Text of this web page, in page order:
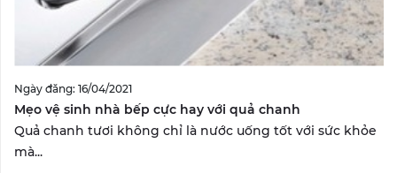
Ngày đăng: 16/04/2021
Mẹo vệ sinh nhà bếp cực hay với quả chanh
Quả chanh tươi không chỉ là nước uống tốt với sức khỏe
mà...